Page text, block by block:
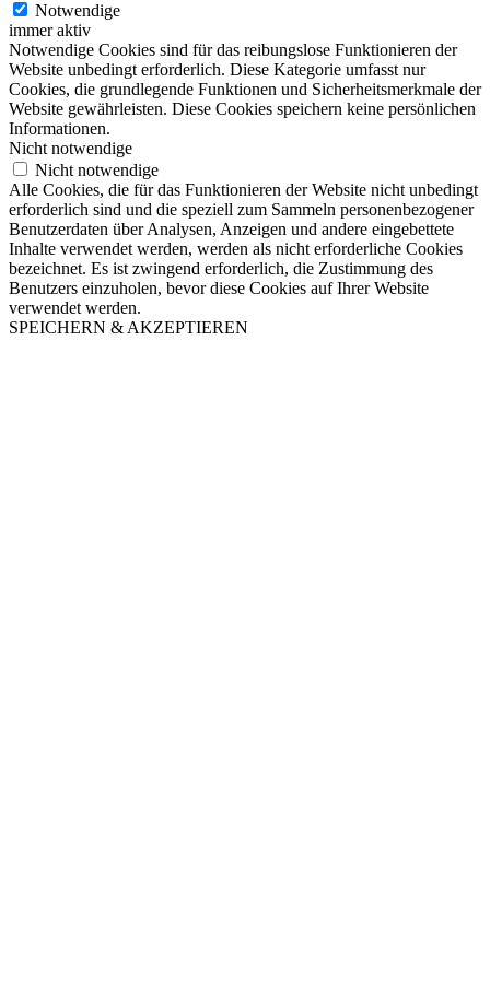
Notwendige
immer aktiv
Notwendige Cookies sind für das reibungslose Funktionieren der
Website unbedingt erforderlich. Diese Kategorie umfasst nur
Cookies, die grundlegende Funktionen und Sicherheitsmerkmale der
Website gewährleisten. Diese Cookies speichern keine persönlichen
Informationen.
Nicht notwendige
Nicht notwendige
Alle Cookies, die für das Funktionieren der Website nicht unbedingt
erforderlich sind und die speziell zum Sammeln personenbezogener
Benutzerdaten über Analysen, Anzeigen und andere eingebettete
Inhalte verwendet werden, werden als nicht erforderliche Cookies
bezeichnet. Es ist zwingend erforderlich, die Zustimmung des
Benutzers einzuholen, bevor diese Cookies auf Ihrer Website
verwendet werden.
SPEICHERN & AKZEPTIEREN